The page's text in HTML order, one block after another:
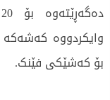
وایکردووە کەشەکە
بۆ کەشێکی فێنک.